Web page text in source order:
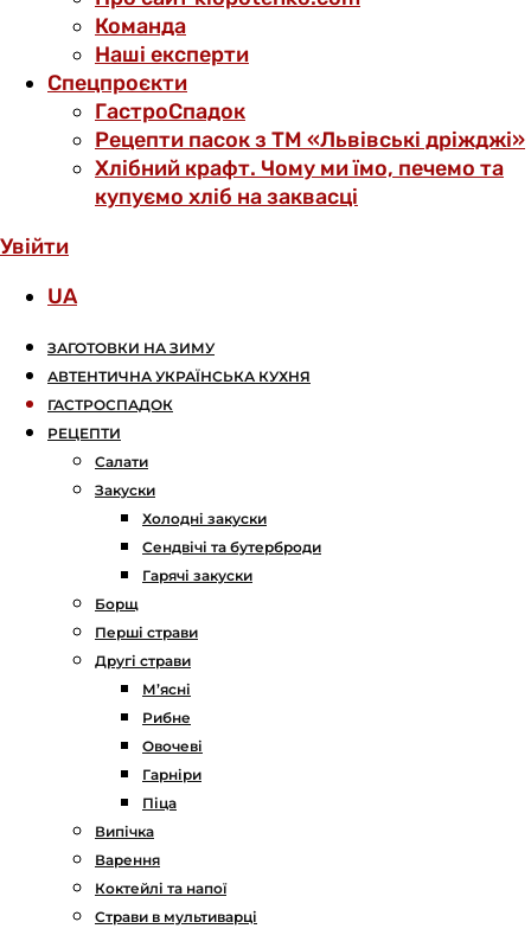
Команда
Наші експерти
Спецпроєкти
ГастроСпадок
Рецепти пасок з ТМ «Львівські дріжджі»
Хлібний крафт. Чому ми їмо, печемо та
купуємо хліб на заквасці
Увійти
UA
ЗАГОТОВКИ НА ЗИМУ
АВТЕНТИЧНА УКРАЇНСЬКА КУХНЯ
ГАСТРОСПАДОК
РЕЦЕПТИ
Салати
Закуски
Холодні закуски
Сендвічі та бутерброди
Гарячі закуски
Борщ
Перші страви
Другі страви
М’ясні
Рибне
Овочеві
Гарніри
Піца
Випічка
Варення
Коктейлі та напої
Страви в мультиварці